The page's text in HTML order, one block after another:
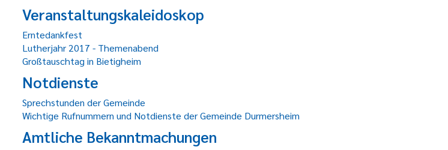
Veranstaltungskaleidoskop
Erntedankfest
Lutherjahr 2017 - Themenabend
Großtauschtag in Bietigheim
Notdienste
Sprechstunden der Gemeinde
Wichtige Rufnummern und Notdienste der Gemeinde Durmersheim
Amtliche Bekanntmachungen